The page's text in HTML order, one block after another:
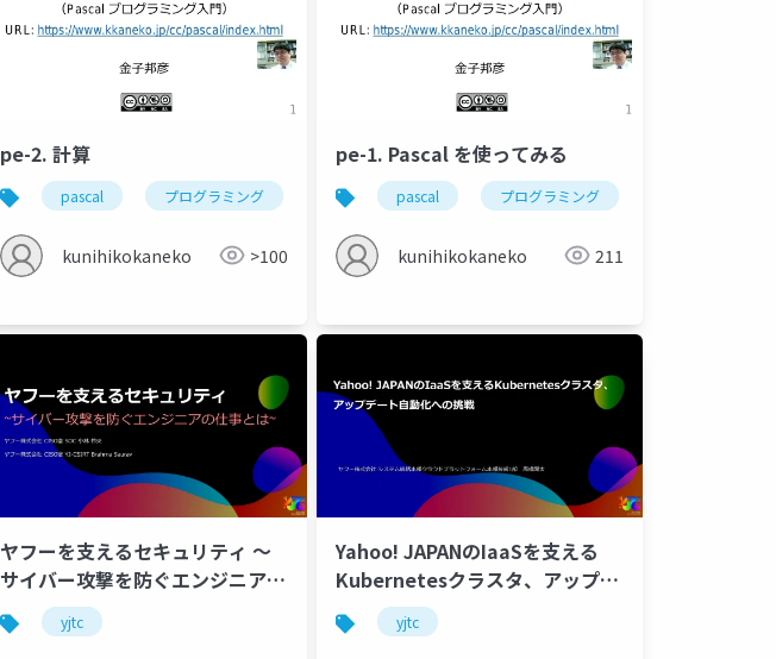
条件分岐
pe-2. 計算
pascal プログラミング 浮動小数点数 入力 出力
kunihikokaneko >100
pe-1. Pascal を使ってみる
pascal プログラミング
kunihikokaneko 211
ヤフーを支えるセキュリティ ～
サイバー攻撃を防ぐエンジニアの
仕事とは～ #yjtc
yjtc
Yahoo! JAPANのIaaSを支える
Kubernetesクラスタ、アップデ
ート自動化への挑戦 #yjtc
yjtc